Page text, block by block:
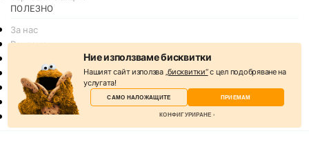
ПОЛЕЗНО
За нас
Реклама
Условия за споделяне
Политика за поверителснот
Политика на Бисквитките
Контакти
Ние използваме бисквитки
Нашият сайт използва „бисквитки“с цел подобряване на
услугата!
САМО НАЛОЖАЩИТЕ ПРИЕМАМ
КОНФИГУРИРАНЕ